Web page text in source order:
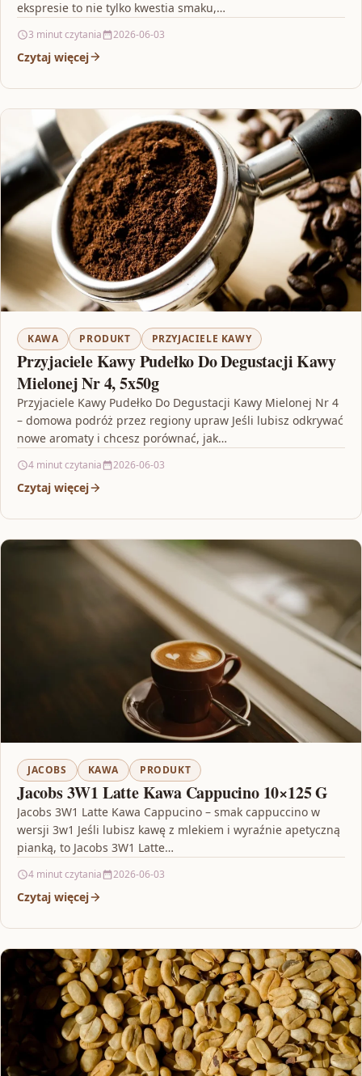
ekspresie to nie tylko kwestia smaku,…
3 minut czytania 2026-06-03
Czytaj więcej
KAWA PRODUKT PRZYJACIELE KAWY
Przyjaciele Kawy Pudełko Do Degustacji Kawy
Mielonej Nr 4, 5x50g
Przyjaciele Kawy Pudełko Do Degustacji Kawy Mielonej Nr 4
– domowa podróż przez regiony upraw Jeśli lubisz odkrywać
nowe aromaty i chcesz porównać, jak…
4 minut czytania 2026-06-03
Czytaj więcej
JACOBS KAWA PRODUKT
Jacobs 3W1 Latte Kawa Cappucino 10×125 G
Jacobs 3W1 Latte Kawa Cappucino – smak cappuccino w
wersji 3w1 Jeśli lubisz kawę z mlekiem i wyraźnie apetyczną
pianką, to Jacobs 3W1 Latte…
4 minut czytania 2026-06-03
Czytaj więcej